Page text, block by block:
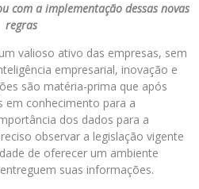
com a implementação dessas novas
regras
valioso ativo das empresas, sem
empresarial, inovação e
são matéria-prima que após
em conhecimento para a
dos dados para a
observar a legislação vigente
de oferecer um ambiente
suas informações.